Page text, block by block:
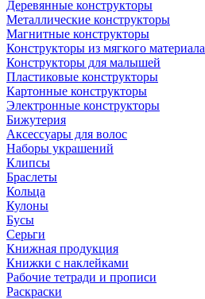
Деревянные конструкторы
Металлические конструкторы
Магнитные конструкторы
Конструкторы из мягкого материала
Конструкторы для малышей
Пластиковые конструкторы
Картонные конструкторы
Электронные конструкторы
Бижутерия
Аксессуары для волос
Наборы украшений
Клипсы
Браслеты
Кольца
Кулоны
Бусы
Серьги
Книжная продукция
Книжки с наклейками
Рабочие тетради и прописи
Раскраски